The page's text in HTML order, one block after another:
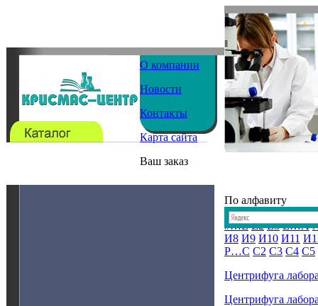
О компании
Новости
Контакты
Карта сайта
Ваш заказ
По алфавиту
#…E E2 E3 E…А
И8 И9 И10 И11
Р…С С2 С3 С4 С5
Центрифуга
Центрифуга